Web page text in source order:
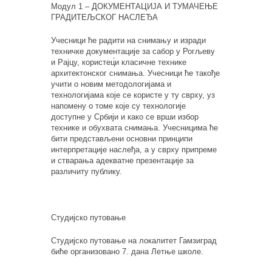
Модул 1 – ДОКУМЕНТАЦИЈА И ТУМАЧЕЊЕ
ГРАДИТЕЉСКОГ НАСЛЕЂА
Учесници ће радити на снимању и изради
техничке документације за сабор у Рогљеву
и Рајцу, користец́и класичне технике
архитектонског снимања. Учесници ће такође
учити о новим методологијама и
технологијама које се користе у ту сврху, уз
напомену о томе које су технологије
доступне у Србији и како се врши избор
технике и обухвата снимања. Учесницима ће
бити представљени основни принципи
интерпретације наслеђа, а у сврху припреме
и стварања адекватне презентације за
различиту публику.
Студијско путовање
Студијско путовање на локалитет Гамзиград
биће организовано 7. дана Летње школе.